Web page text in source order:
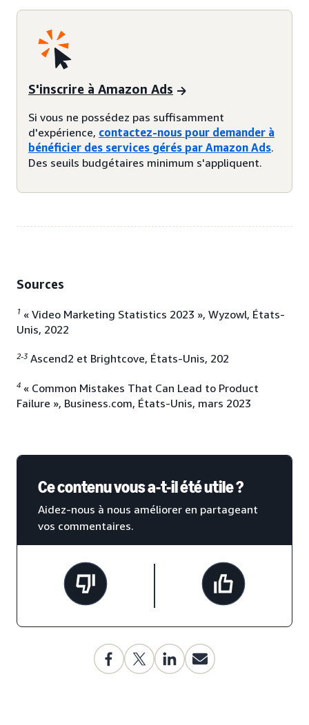
S'inscrire à Amazon Ads
Si vous ne possédez pas suffisamment
d'expérience, contactez-nous pour demander à
bénéficier des services gérés par Amazon Ads.
Des seuils budgétaires minimum s'appliquent.
Sources
1 « Video Marketing Statistics 2023 », Wyzowl, États-
Unis, 2022
2-3 Ascend2 et Brightcove, États-Unis, 202
4 « Common Mistakes That Can Lead to Product
Failure », Business.com, États-Unis, mars 2023
Ce contenu vous a-t-il été utile ?
Aidez-nous à nous améliorer en partageant
vos commentaires.